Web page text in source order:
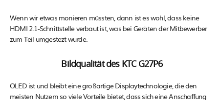
Wenn wir etwas monieren müssten, dann ist es wohl, dass keine
HDMI 2.1-Schnittstelle verbaut ist, was bei Geräten der Mitbewerber
zum Teil umgestezt wurde.
Bildqualität des KTC G27P6
OLED ist und bleibt eine großartige Displaytechnologie, die den
meisten Nutzern so viele Vorteile bietet, dass sich eine Anschaffung